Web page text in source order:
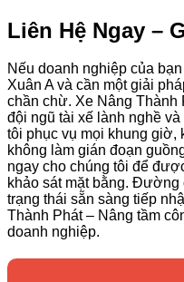
Liên Hệ Ngay –
Nếu doanh nghiệp của
Xuân A và cần một giải
chần chừ. Xe Nâng Thành
đội ngũ tài xế lành nghề
tôi phục vụ mọi khung giờ,
không làm gián đoạn
ngay cho chúng tôi để
khảo sát mặt bằng. Đường
trạng thái sẵn sàng tiếp
Thành Phát – Nâng tầm
doanh nghiệp.